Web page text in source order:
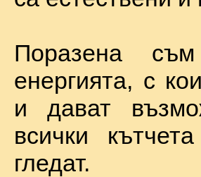
Поразена
енергията, с
и дават
всички
гледат.